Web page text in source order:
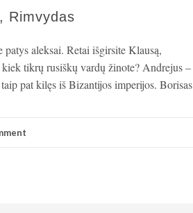
Rimvydas
aleksai. Retai išgirsite Klausą,
tikrų rusiškų vardų žinote? Andrejus –
pat kilęs iš Bizantijos imperijos. Borisas